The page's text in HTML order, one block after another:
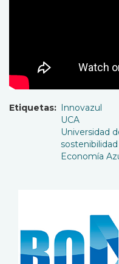
Etiquetas
Innovazul
UCA
Universidad
sostenibilidad
Economía